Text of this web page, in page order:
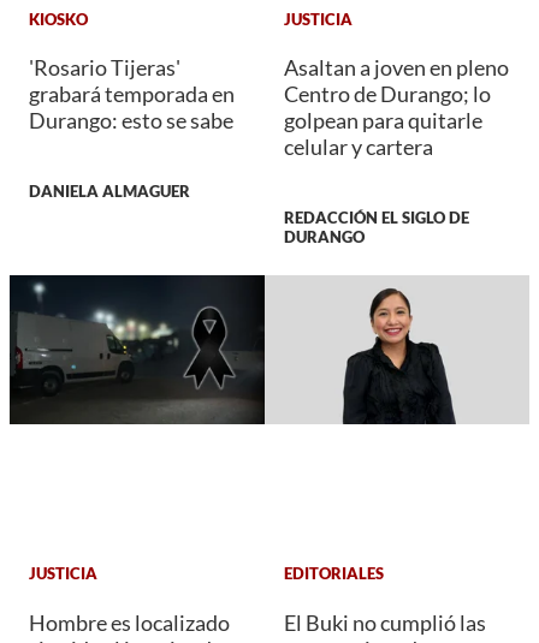
KIOSKO
'Rosario Tijeras'
grabará temporada en
Durango: esto se sabe
DANIELA ALMAGUER
JUSTICIA
Asaltan a joven en pleno
Centro de Durango; lo
golpean para quitarle
celular y cartera
REDACCIÓN EL SIGLO DE
DURANGO
JUSTICIA
Hombre es localizado
EDITORIALES
El Buki no cumplió las